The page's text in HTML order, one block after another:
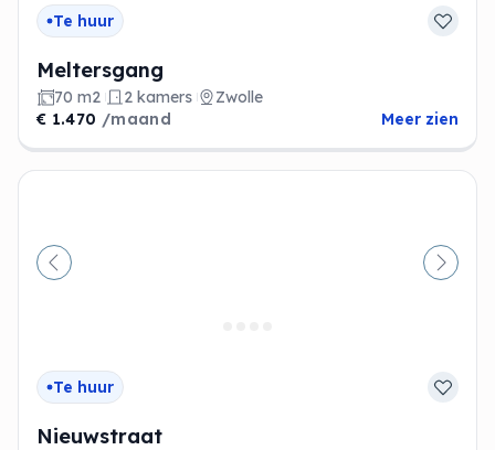
Te huur
Meltersgang
70 m2 2 kamers
Zwolle
€ 1.470 /maand Meer zien
Vorige
Te huur
Nieuwstraat